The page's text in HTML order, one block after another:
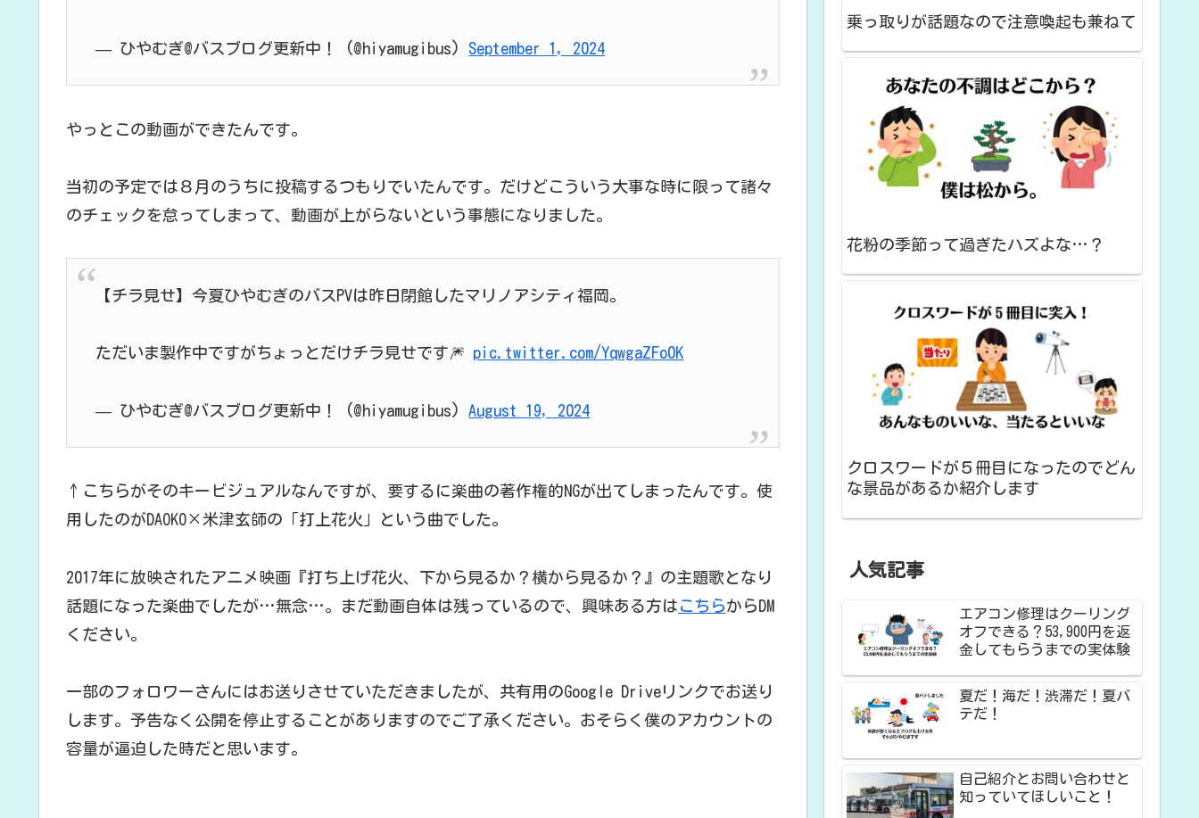
— ひやむぎ@バスブログ更新中！ (@hiyamugibus) September 1, 2024
やっとこの動画ができたんです。
当初の予定では８月のうちに投稿するつもりでいたんです。だけどこういう大事な時に限って諸々
のチェックを怠ってしまって、動画が上がらないという事態になりました。
【チラ見せ】今夏ひやむぎのバスPVは昨日閉館したマリノアシティ福岡。
ただいま製作中ですがちょっとだけチラ見せです🎆 pic.twitter.com/YqwgaZFo0K
— ひやむぎ@バスブログ更新中！ (@hiyamugibus)August 19, 2024
↑こちらがそのキービジュアルなんですが、要するに楽曲の著作権的NGが出てしまったんです。使
用したのがDAOKO×米津玄師の「打上花火」という曲でした。
2017年に放映されたアニメ映画『打ち上げ花火、下から見るか？横から見るか？』の主題歌となり
話題になった楽曲でしたが…無念…。まだ動画自体は残っているので、興味ある方は こちらからDM
ください。
一部のフォロワーさんにはお送りさせていただきましたが、共有用のGoogle Driveリンクでお送り
します。予告なく公開を停止することがありますのでご了承ください。おそらく僕のアカウントの
容量が逼迫した時だと思います。
乗っ取りが話題なので注意喚起も兼ねて
花粉の季節って過ぎたハズよな…？
クロスワードが５冊目になったのでどん
な景品があるか紹介します
人気記事
エアコン修理はクーリング
オフできる？53,900円を返
金してもらうまでの実体験
夏だ！海だ！渋滞だ！夏バ
テだ！
自己紹介とお問い合わせと
知っていてほしいこと！